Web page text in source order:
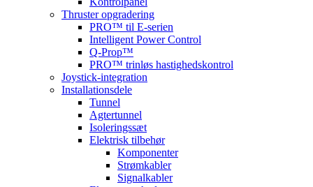
Thruster opgradering
PRO™ til E-serien
Intelligent Power Control
Q-Prop™
PRO™ trinløs hastighedskontrol
Joystick-integration
Installationsdele
Tunnel
Agtertunnel
Isoleringssæt
Elektrisk tilbehør
Komponenter
Strømkabler
Signalkabler